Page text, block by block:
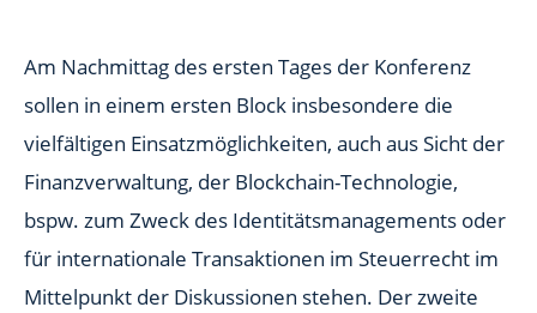
Am Nachmittag des ersten Tages der Konferenz
sollen in einem ersten Block insbesondere die
vielfältigen Einsatzmöglichkeiten, auch aus Sicht der
Finanzverwaltung, der Blockchain-Technologie,
bspw. zum Zweck des Identitätsmanagements oder
für internationale Transaktionen im Steuerrecht im
Mittelpunkt der Diskussionen stehen. Der zweite